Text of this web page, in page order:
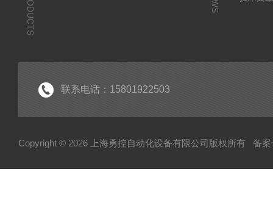
PRODUCTS
联系电话：15801922503
Copyright © 2026 上海勇控自动化设备有限公司版权所有 备案